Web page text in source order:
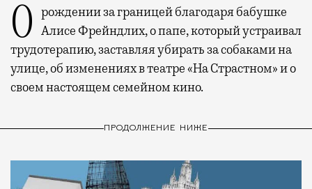
О рождении за границей благодаря бабушке Алисе Фрейндлих, о папе, который устраивал
трудотерапию, заставляя убирать за собаками на
улице, об изменениях в театре «На Страстном» и о
своем настоящем семейном кино.
ПРОДОЛЖЕНИЕ НИЖЕ